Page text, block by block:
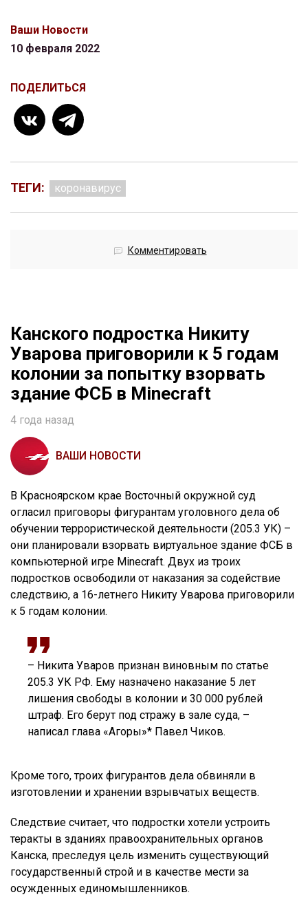
Ваши Новости
10 февраля 2022
ПОДЕЛИТЬСЯ
ТЕГИ: коронавирус
Комментировать
Канского подростка Никиту
Уварова приговорили к 5 годам
колонии за попытку взорвать
здание ФСБ в Minecraft
4 года назад
ВАШИ НОВОСТИ
В Красноярском крае Восточный окружной суд
огласил приговоры фигурантам уголовного дела об
обучении террористической деятельности (205.3 УК) –
они планировали взорвать виртуальное здание ФСБ в
компьютерной игре Minecraft. Двух из троих
подростков освободили от наказания за содействие
следствию, а 16-летнего Никиту Уварова приговорили
к 5 годам колонии.
– Никита Уваров признан виновным по статье
205.3 УК РФ. Ему назначено наказание 5 лет
лишения свободы в колонии и 30 000 рублей
штраф. Его берут под стражу в зале суда, –
написал глава «Агоры»* Павел Чиков.
Кроме того, троих фигурантов дела обвиняли в
изготовлении и хранении взрывчатых веществ.
Следствие считает, что подростки хотели устроить
теракты в зданиях правоохранительных органов
Канска, преследуя цель изменить существующий
государственный строй и в качестве мести за
осужденных единомышленников.